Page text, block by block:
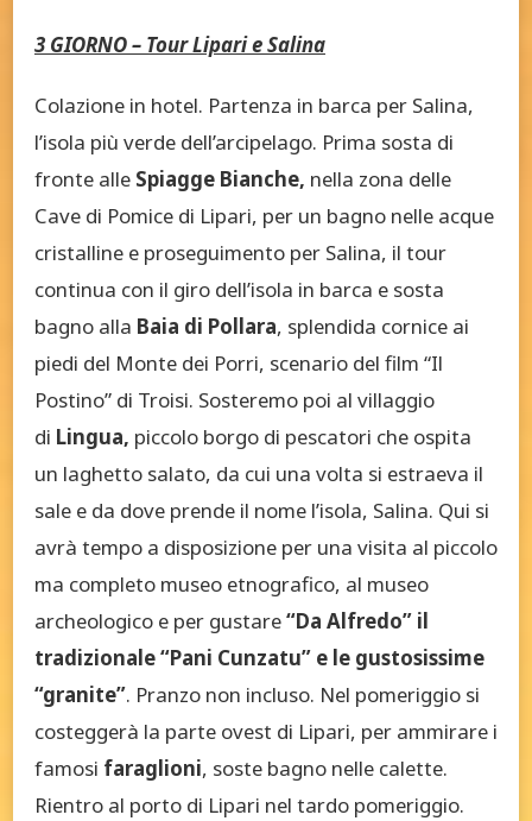
3 GIORNO – Tour Lipari e Salina
Colazione in hotel. Partenza in barca per Salina,
l’isola più verde dell’arcipelago. Prima sosta di
fronte alle Spiagge Bianche, nella zona delle
Cave di Pomice di Lipari, per un bagno nelle acque
cristalline e proseguimento per Salina, il tour
continua con il giro dell’isola in barca e sosta
bagno alla Baia di Pollara, splendida cornice ai
piedi del Monte dei Porri, scenario del film “Il
Postino” di Troisi. Sosteremo poi al villaggio
di Lingua, piccolo borgo di pescatori che ospita
un laghetto salato, da cui una volta si estraeva il
sale e da dove prende il nome l’isola, Salina. Qui si
avrà tempo a disposizione per una visita al piccolo
ma completo museo etnografico, al museo
archeologico e per gustare“Da Alfredo” il
tradizionale “Pani Cunzatu” e le gustosissime
“granite”. Pranzo non incluso. Nel pomeriggio si
costeggerà la parte ovest di Lipari, per ammirare i
famosi faraglioni, soste bagno nelle calette.
Rientro al porto di Lipari nel tardo pomeriggio.